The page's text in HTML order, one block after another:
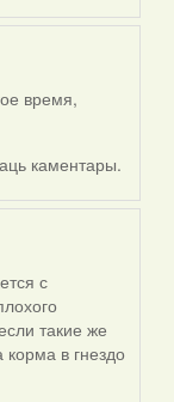
время,
каментары.
с
такие же
корма в гнездо